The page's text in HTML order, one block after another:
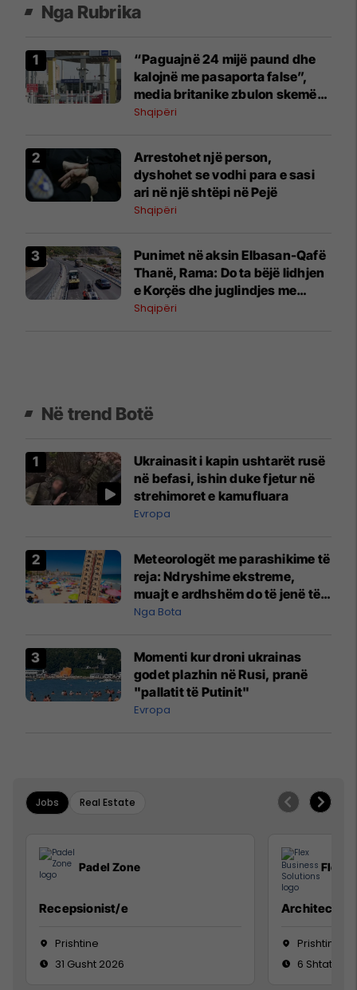
Nga Rubrika
“Paguajnë 24 mijë paund dhe
kalojnë me pasaporta false”,
media britanike zbulon skemën
e kontrabandistëve shqiptarë
Shqipëri
Arrestohet një person,
dyshohet se vodhi para e sasi
ari në një shtëpi në Pejë
Shqipëri
Punimet në aksin Elbasan-Qafë
Thanë, Rama: Do ta bëjë lidhjen
e Korçës dhe juglindjes me
pjesën tjetër të vendit
Shqipëri
Në trend Botë
Ukrainasit i kapin ushtarët rusë
në befasi, ishin duke fjetur në
strehimoret e kamufluara
Evropa
Meteorologët me parashikime të
reja: Ndryshime ekstreme,
muajt e ardhshëm do të jenë të
pazakontë
Nga Bota
Momenti kur droni ukrainas
godet plazhin në Rusi, pranë
"pallatit të Putinit"
Evropa
Jobs Real Estate
Padel Zone
Recepsionist/e
Prishtine
31 Gusht 2026
Flex
Architect
Prishtinë
6 Shtator